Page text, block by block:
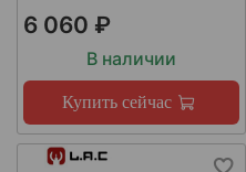
6 060 ₽
В наличии
Купить сейчас